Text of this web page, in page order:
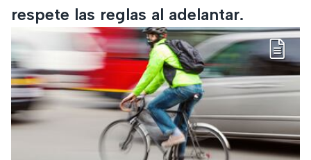
respete las reglas al adelantar.